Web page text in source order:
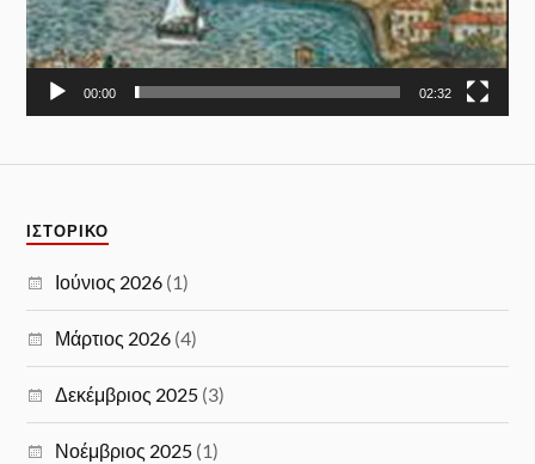
00:00 02:32
ΙΣΤΟΡΙΚΌ
Ιούνιος 2026 (1)
Μάρτιος 2026 (4)
Δεκέμβριος 2025 (3)
Νοέμβριος 2025 (1)